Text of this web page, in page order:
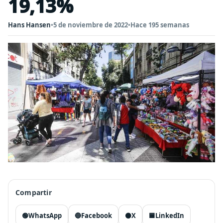
19,13%
Hans Hansen•5 de noviembre de 2022•Hace 195 semanas
Compartir
🟢WhatsApp 🔵Facebook ⚫X 🟦LinkedIn